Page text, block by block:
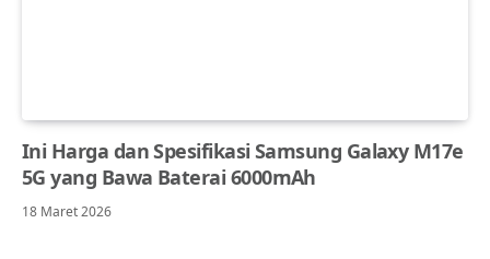
Ini Harga dan Spesifikasi Samsung Galaxy M17e
5G yang Bawa Baterai 6000mAh
18 Maret 2026